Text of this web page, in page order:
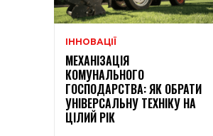
ІННОВАЦІЇ
МЕХАНІЗАЦІЯ
КОМУНАЛЬНОГО
ГОСПОДАРСТВА: ЯК ОБРАТИ
УНІВЕРСАЛЬНУ ТЕХНІКУ НА
ЦІЛИЙ РІК